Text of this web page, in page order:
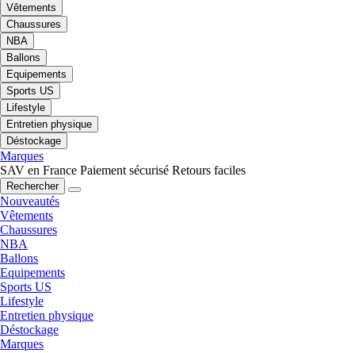
Vêtements
Chaussures
NBA
Ballons
Equipements
Sports US
Lifestyle
Entretien physique
Déstockage
Marques
SAV en France Paiement sécurisé Retours faciles
Rechercher
Nouveautés
Vêtements
Chaussures
NBA
Ballons
Equipements
Sports US
Lifestyle
Entretien physique
Déstockage
Marques